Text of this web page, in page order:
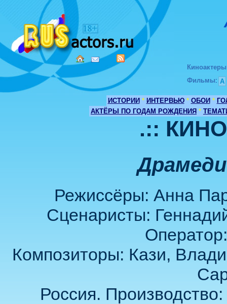
Киноактеры
Фильмы: А
ИСТОРИИ * ИНТЕРВЬЮ * ОБОИ *
АКТЁРЫ ПО ГОДАМ РОЖДЕНИЯ *
.::
Режиссёры: Анна
Сценаристы:
Композиторы: Кази,
Россия.